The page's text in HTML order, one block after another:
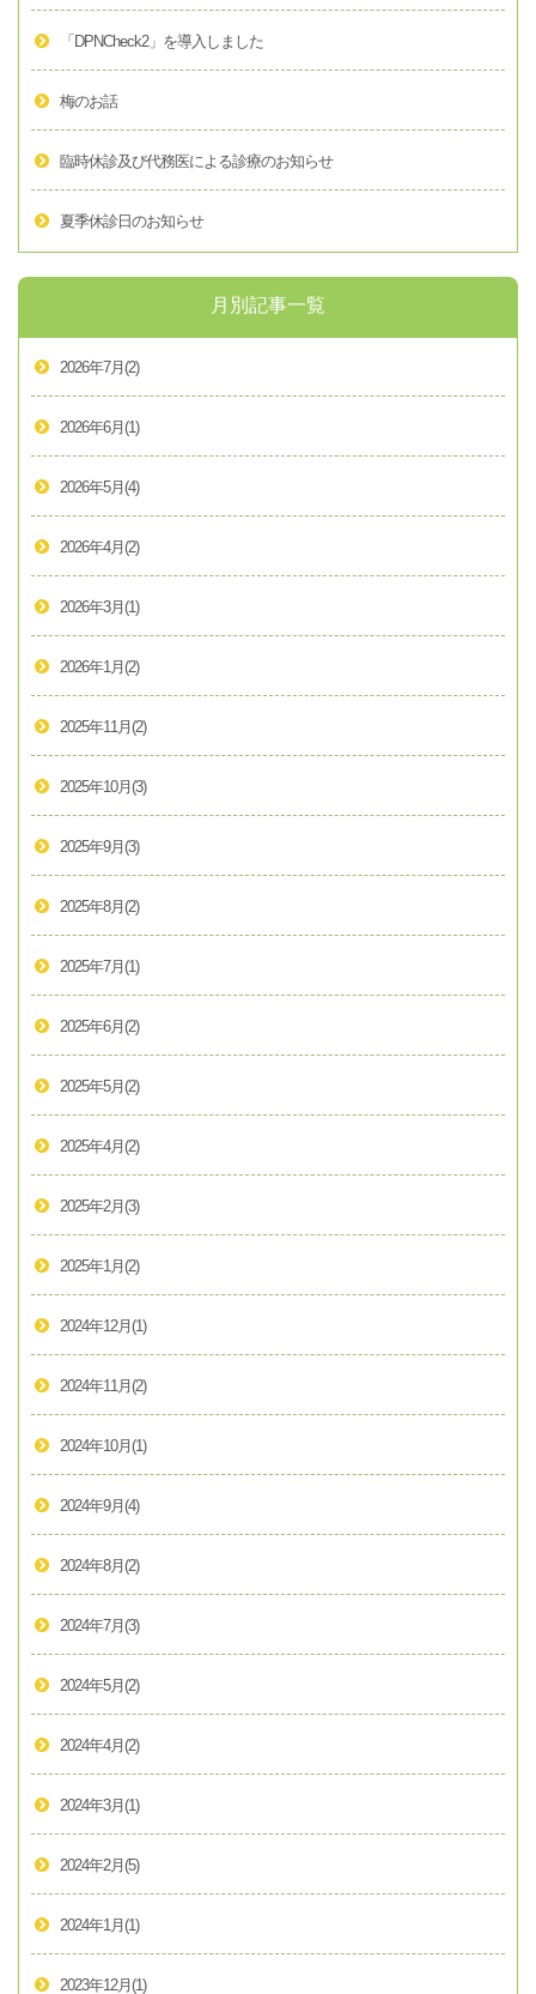
「DPNCheck2」を導入しました
梅のお話
臨時休診及び代務医による診療のお知らせ
夏季休診日のお知らせ
月別記事一覧
2026年7月 (2)
2026年6月 (1)
2026年5月 (4)
2026年4月 (2)
2026年3月 (1)
2026年1月 (2)
2025年11月 (2)
2025年10月 (3)
2025年9月 (3)
2025年8月 (2)
2025年7月 (1)
2025年6月 (2)
2025年5月 (2)
2025年4月 (2)
2025年2月 (3)
2025年1月 (2)
2024年12月 (1)
2024年11月 (2)
2024年10月 (1)
2024年9月 (4)
2024年8月 (2)
2024年7月 (3)
2024年5月 (2)
2024年4月 (2)
2024年3月 (1)
2024年2月 (5)
2024年1月 (1)
2023年12月 (1)